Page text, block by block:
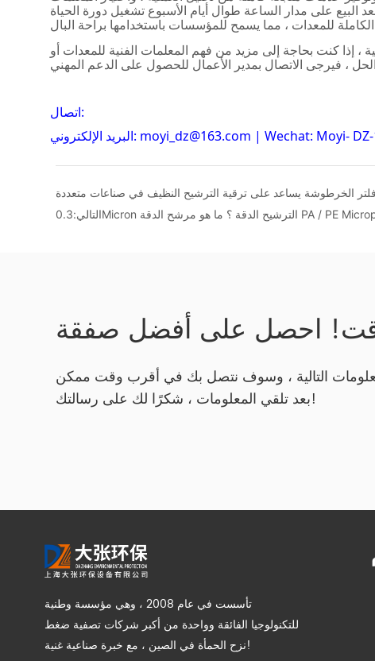
الخرطوشة يساعد على ترقية الترشيح النظيف في صناعات متعددة
التالي:
احصل على أفضل صفقة
التالية ، وسوف نتصل بك في أقرب وقت ممكن
بعد تلقي المعلومات ، شكرًا لك على رسالتك!
تأسست في عام 2008 ، وهي مؤسسة وطنية
للتكنولوجيا الفائقة وواحدة من أكبر شركات تصفية ضغط
نزح الحمأة في الصين ، مع خبرة صناعية غنية!